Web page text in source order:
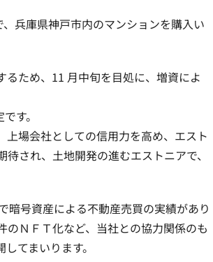
兵庫県神戸市内のマンションを購入い
ため、11 月中旬を目処に、増資によ
す。
場会社としての信用力を高め、エスト
され、土地開発の進むエストニアで、
号資産による不動産売買の実績があり
ＮＦＴ化など、当社との協力関係のも
てまいります。